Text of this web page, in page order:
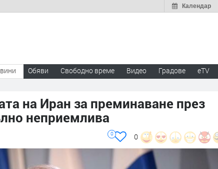
Календар
Обяви Свободно време Видео Градове eTV
на Иран за преминаване през
неприемлива
0
0